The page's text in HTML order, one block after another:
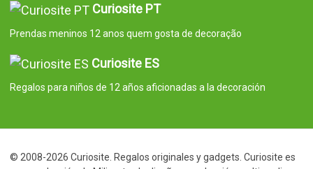
Curiosite PT
Prendas meninos 12 anos quem gosta de decoração
Curiosite ES
Regalos para niños de 12 años aficionadas a la decoración
© 2008-2026 Curiosite. Regalos originales y gadgets. Curiosite es